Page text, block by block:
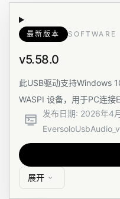
最新版本 SOFTWARE
v5.58.0
此USB驱动支持Windows
WASPI 设备，用于PC连接
发布日期: 2026年4
展开